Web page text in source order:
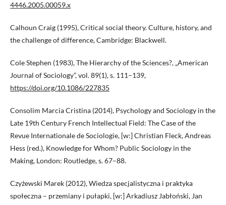
4446.2005.00059.x
Calhoun Craig (1995), Critical social theory. Culture, history, and
the challenge of difference, Cambridge: Blackwell.
Cole Stephen (1983), The Hierarchy of the Sciences?, „American
Journal of Sociology”, vol. 89(1), s. 111–139,
https://doi.org/10.1086/227835
Consolim Marcia Cristina (2014), Psychology and Sociology in the
Late 19th Century French Intellectual Field: The Case of the
Revue Internationale de Sociologie, [w:] Christian Fleck, Andreas
Hess (red.), Knowledge for Whom? Public Sociology in the
Making, London: Routledge, s. 67–88.
Czyżewski Marek (2012), Wiedza specjalistyczna i praktyka
społeczna – przemiany i pułapki, [w:] Arkadiusz Jabłoński, Jan